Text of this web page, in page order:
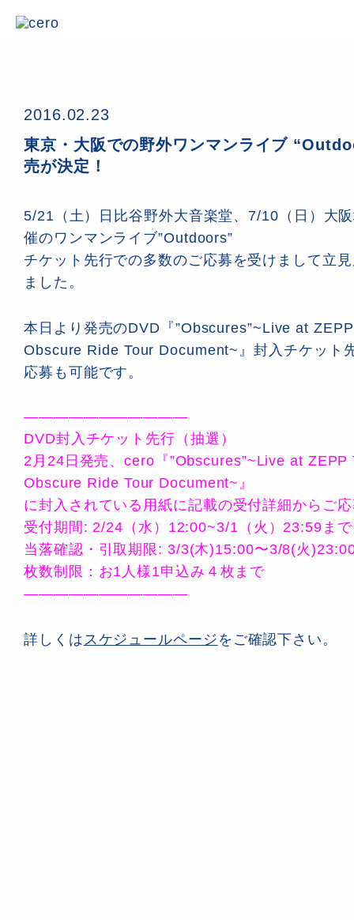
2016.02.23
東京・大阪での野外ワンマンライブ
売が決定！
5/21（土）日比谷野外大音楽堂、7/10（日）大
催のワンマンライブ”Outdoors”
チケット先行での多数のご応募を受けまして立
ました。
本日より発売のDVD『”Obscures”~Live at
Obscure Ride Tour Document~』封入チケット
応募も可能です。
———————————
DVD封入チケット先行（抽選）
2月24日発売、cero『”Obscures”~Live at ZEPP
Obscure Ride Tour Document~』
に封入されている用紙に記載の受付詳細からご
受付期間: 2/24（水）12:00~3/1（火）23:59まで
当落確認・引取期限: 3/3(木)15:00〜3/8(火
枚数制限：お1人様1申込み４枚まで
———————————
詳しくはスケジュールページ をご確認下さい。